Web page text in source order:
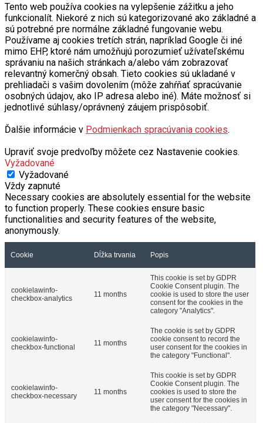
Tento web používa cookies na vylepšenie zážitku a jeho
funkcionalít. Niekoré z nich sú kategorizované ako základné a
sú potrebné pre normálne základné fungovanie webu.
Používame aj cookies tretích strán, napríklad Google či iné
mimo EHP, ktoré nám umožňujú porozumieť užívateľskému
správaniu na našich stránkach a/alebo vám zobrazovať
relevantný komerčný obsah. Tieto cookies sú ukladané v
prehliadači s vašim dovolením (môže zahŕňať spracúvanie
osobných údajov, ako IP adresa alebo iné). Máte možnosť si
jednotlivé súhlasy/oprávnený záujem prispôsobiť.
Ďalšie informácie v Podmienkach spracúvania cookies.
Upraviť svoje predvoľby môžete cez Nastavenie cookies.
Vyžadované
Vyžadované
Vždy zapnuté
Necessary cookies are absolutely essential for the website
to function properly. These cookies ensure basic
functionalities and security features of the website,
anonymously.
Cookie Dĺžka trvania Popis
cookielawinfo-
checkbox-analytics
11 months
This cookie is set by GDPR
Cookie Consent plugin. The
cookie is used to store the user
consent for the cookies in the
category "Analytics".
cookielawinfo-
checkbox-functional
11 months
The cookie is set by GDPR
cookie consent to record the
user consent for the cookies in
the category "Functional".
cookielawinfo-
checkbox-necessary
11 months
This cookie is set by GDPR
Cookie Consent plugin. The
cookies is used to store the
user consent for the cookies in
the category "Necessary".